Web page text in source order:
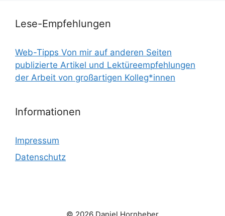
Lese-Empfehlungen
Web-Tipps Von mir auf anderen Seiten
publizierte Artikel und Lektüreempfehlungen
der Arbeit von großartigen Kolleg*innen
Informationen
Impressum
Datenschutz